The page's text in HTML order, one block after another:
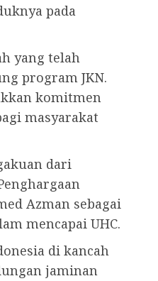
pada
yang telah
program JKN.
komitmen
masyarakat
dari
Azman sebagai
mencapai UHC.
di kancah
jaminan